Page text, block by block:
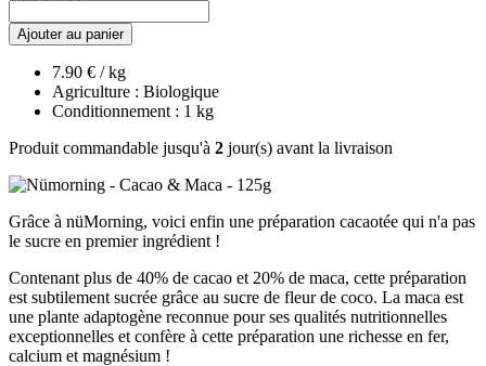
Ajouter au panier
7.90 € / kg
Agriculture : Biologique
Conditionnement : 1 kg
Produit commandable jusqu'à 2 jour(s) avant la livraison
Grâce à nüMorning, voici enfin une préparation cacaotée qui n'a pas
le sucre en premier ingrédient !
Contenant plus de 40% de cacao et 20% de maca, cette préparation
est subtilement sucrée grâce au sucre de fleur de coco. La maca est
une plante adaptogène reconnue pour ses qualités nutritionnelles
exceptionnelles et confère à cette préparation une richesse en fer,
calcium et magnésium !